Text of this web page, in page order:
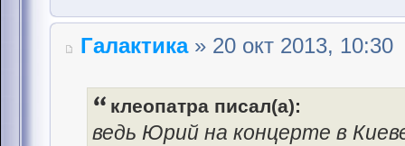
Галактика» 20 окт 2013, 10:30
клеопатра писал(а):
ведь Юрий на концерте в